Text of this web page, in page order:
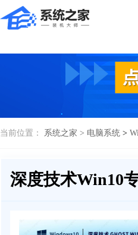
当前位置： 系统之家 > 电脑系统 >
深度技术Win10